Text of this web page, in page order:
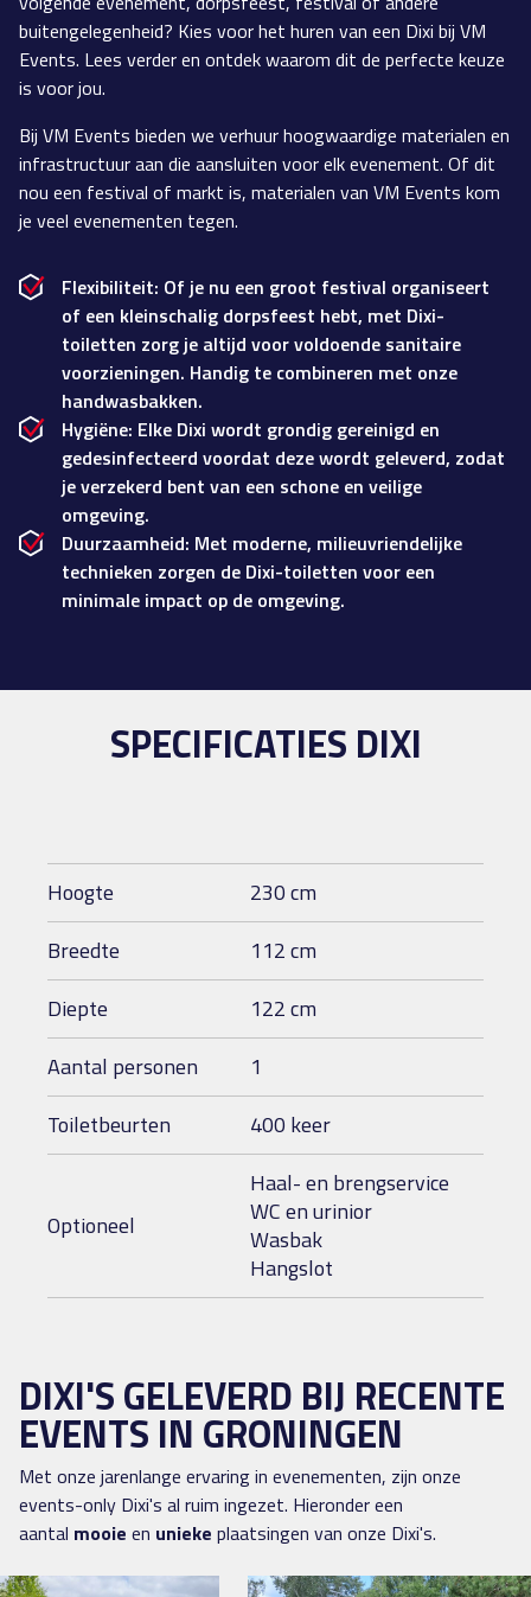
buitengelegenheid? Kies voor het huren van een Dixi bij VM
Events. Lees verder en ontdek waarom dit de perfecte keuze
is voor jou.
Bij VM Events bieden we verhuur hoogwaardige materialen en
infrastructuur aan die aansluiten voor elk evenement. Of dit
nou een festival of markt is, materialen van VM Events kom
je veel evenementen tegen.
Flexibiliteit: Of je nu een groot festival organiseert
of een kleinschalig dorpsfeest hebt, met Dixi-
toiletten zorg je altijd voor voldoende sanitaire
voorzieningen. Handig te combineren met onze
handwasbakken.
Hygiëne: Elke Dixi wordt grondig gereinigd en
gedesinfecteerd voordat deze wordt geleverd, zodat
je verzekerd bent van een schone en veilige
omgeving.
Duurzaamheid: Met moderne, milieuvriendelijke
technieken zorgen de Dixi-toiletten voor een
minimale impact op de omgeving.
SPECIFICATIES DIXI
Hoogte
230 cm
Breedte
112 cm
Diepte
122 cm
Aantal personen
1
Toiletbeurten
400 keer
Optioneel
Haal- en brengservice
WC en urinior
Wasbak
Hangslot
DIXI'S GELEVERD BIJ RECENTE
EVENTS IN GRONINGEN
Met onze jarenlange ervaring in evenementen, zijn onze
events-only Dixi's al ruim ingezet. Hieronder een
aantal mooie en unieke plaatsingen van onze Dixi's.